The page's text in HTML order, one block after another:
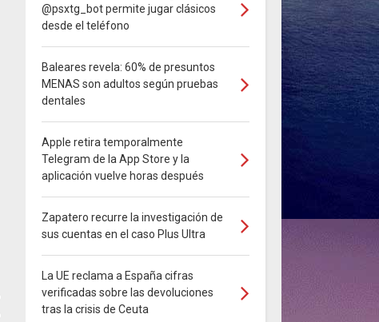
@psxtg_bot permite jugar clásicos
desde el teléfono
Baleares revela: 60% de presuntos
MENAS son adultos según pruebas
dentales
Apple retira temporalmente
Telegram de la App Store y la
aplicación vuelve horas después
Zapatero recurre la investigación de
sus cuentas en el caso Plus Ultra
La UE reclama a España cifras
verificadas sobre las devoluciones
tras la crisis de Ceuta